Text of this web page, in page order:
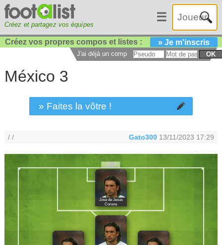
Créez et partagez vos équipes
☰
Créez vos propres compos et listes : » Je m'inscris
J'ai déjà un compte : OK
México 3
» Faites la vôtre !
/ / Gato300 13/11/2023 17:29
José de Jesús
Corona